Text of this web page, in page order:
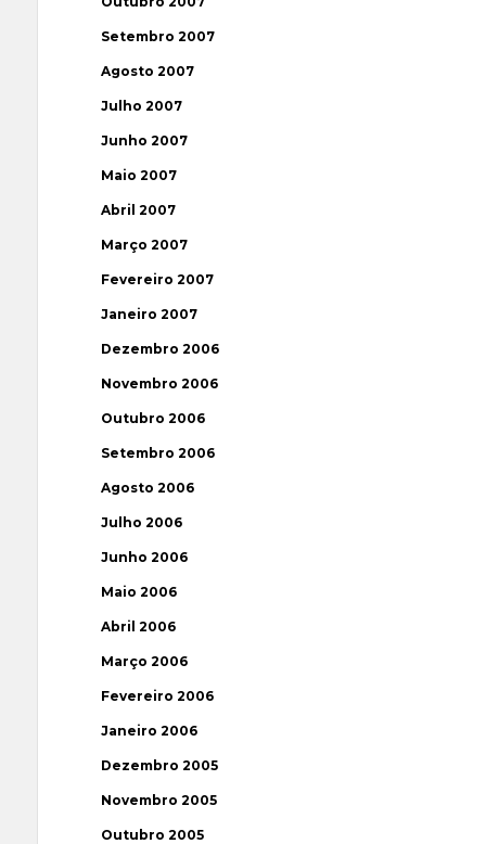
Setembro 2007
Agosto 2007
Julho 2007
Junho 2007
Maio 2007
Abril 2007
Março 2007
Fevereiro 2007
Janeiro 2007
Dezembro 2006
Novembro 2006
Outubro 2006
Setembro 2006
Agosto 2006
Julho 2006
Junho 2006
Maio 2006
Abril 2006
Março 2006
Fevereiro 2006
Janeiro 2006
Dezembro 2005
Novembro 2005
Outubro 2005